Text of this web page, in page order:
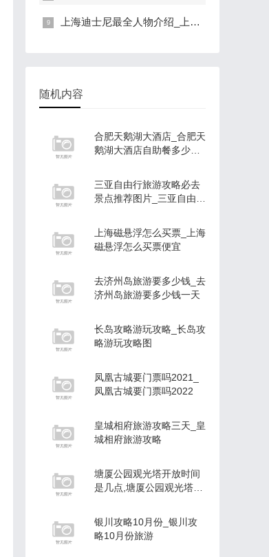
上海迪士尼最全人物介绍_上海迪士尼最全人物介绍图片
随机内容
合肥天鹅湖大酒店_合肥天
鹅湖大酒店自助餐多少一
三亚自由行旅游攻略必去
景点推荐图片_三亚自由行
片大全
上海磁悬浮怎么买票_上海
磁悬浮怎么买票便宜
去济州岛旅游要多少钱_去
济州岛旅游要多少钱一天
长岛攻略游玩攻略_长岛攻
略游玩攻略图
凤凰古城要门票吗2021_
凤凰古城要门票吗2022
皇城相府旅游攻略三天_皇
城相府旅游攻略
塘厦公园观光塔开放时间
是几点,塘厦公园观光塔开
银川攻略10月份_银川攻
略10月份旅游